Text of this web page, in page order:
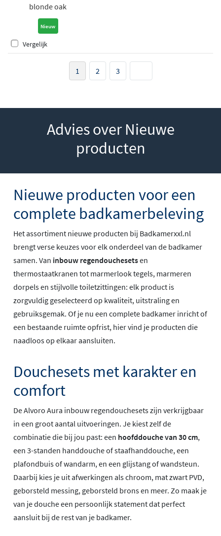
Nieuw
Vergelijk
1 2 3
Advies over Nieuwe
producten
Nieuwe producten voor een
complete badkamerbeleving
Het assortiment nieuwe producten bij Badkamerxxl.nl
brengt verse keuzes voor elk onderdeel van de badkamer
samen. Van inbouw regendouchesetsen
thermostaatkranen tot marmerlook tegels, marmeren
dorpels en stijlvolle toiletzittingen: elk product is
zorgvuldig geselecteerd op kwaliteit, uitstraling en
gebruiksgemak. Of je nu een complete badkamer inricht of
een bestaande ruimte opfrist, hier vind je producten die
naadloos op elkaar aansluiten.
Douchesets met karakter en
comfort
De Alvoro Aura inbouw regendouchesets zijn verkrijgbaar
in een groot aantal uitvoeringen. Je kiest zelf de
combinatie die bij jou past: een hoofddouche van 30 cm,
een 3-standen handdouche of staafhanddouche, een
plafondbuis of wandarm, en een glijstang of wandsteun.
Daarbij kies je uit afwerkingen als chroom, mat zwart PVD,
geborsteld messing, geborsteld brons en meer. Zo maak je
van je douche een persoonlijk statement dat perfect
aansluit bij de rest van je badkamer.